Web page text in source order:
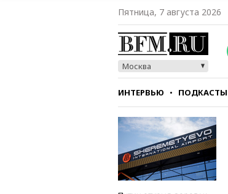
Пятница, 7 августа 2026
Москва
ИНТЕРВЬЮ ПОДКАСТЫ
СТИЛЬ ТЕСТЫ